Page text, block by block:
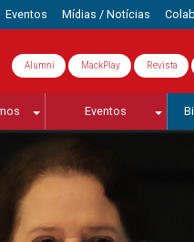
Eventos Mídias / Notícias
Alumni MackPlay Revista
Eventos